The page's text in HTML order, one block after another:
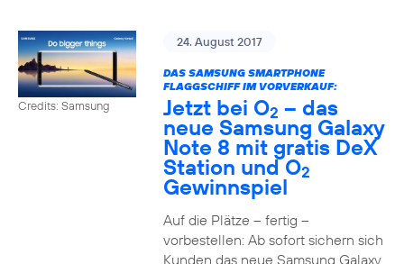
Credits: Samsung
24. August 2017
DAS SAMSUNG SMARTPHONE
FLAGGSCHIFF IM VORVERKAUF:
Jetzt bei O2 – das
neue Samsung Galaxy
Note 8 mit gratis DeX
Station und O2
Gewinnspiel
Auf die Plätze – fertig –
vorbestellen: Ab sofort sichern sich
Kunden das neue Samsung Galaxy